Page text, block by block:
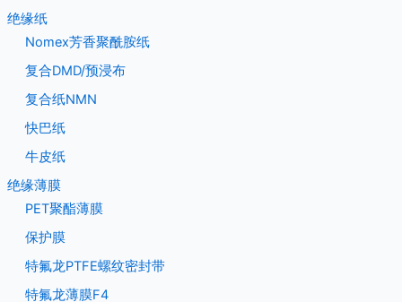
绝缘纸
Nomex芳香聚酰胺纸
复合DMD/预浸布
复合纸NMN
快巴纸
牛皮纸
绝缘薄膜
PET聚酯薄膜
保护膜
特氟龙PTFE螺纹密封带
特氟龙薄膜F4